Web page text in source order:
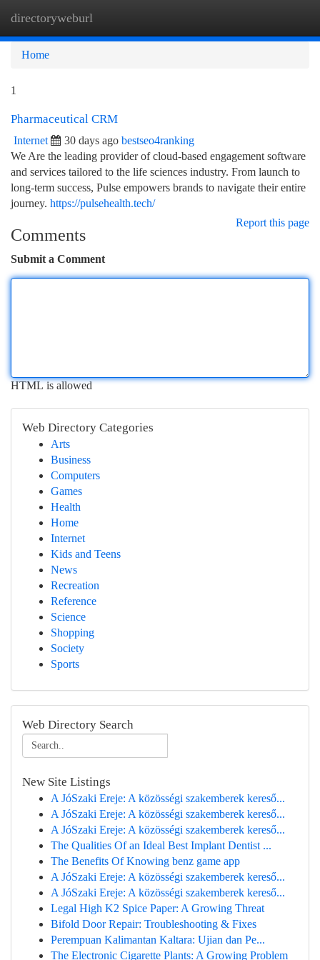
directoryweburl
Home
1
Pharmaceutical CRM
Internet 30 days ago bestseo4ranking
We Are the leading provider of cloud-based engagement software
and services tailored to the life sciences industry. From launch to
long-term success, Pulse empowers brands to navigate their entire
journey. https://pulsehealth.tech/
Report this page
Comments
Submit a Comment
HTML is allowed
Web Directory Categories
Arts
Business
Computers
Games
Health
Home
Internet
Kids and Teens
News
Recreation
Reference
Science
Shopping
Society
Sports
Web Directory Search
New Site Listings
A JóSzaki Ereje: A közösségi szakemberek kereső...
A JóSzaki Ereje: A közösségi szakemberek kereső...
A JóSzaki Ereje: A közösségi szakemberek kereső...
The Qualities Of an Ideal Best Implant Dentist ...
The Benefits Of Knowing benz game app
A JóSzaki Ereje: A közösségi szakemberek kereső...
A JóSzaki Ereje: A közösségi szakemberek kereső...
Legal High K2 Spice Paper: A Growing Threat
Bifold Door Repair: Troubleshooting & Fixes
Perempuan Kalimantan Kaltara: Ujian dan Pe...
The Electronic Cigarette Plants: A Growing Problem